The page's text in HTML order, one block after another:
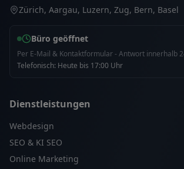
Zürich, Aargau, Luzern, Zug, Bern, Basel
Büro geöffnet
Per E-Mail & Kontaktformular - Antwort innerhalb
Telefonisch: Heute bis 17:00 Uhr
Dienstleistungen
Webdesign
SEO & KI SEO
Online Marketing